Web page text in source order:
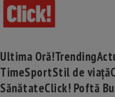
Ultima Oră!Trending
TimeSportStil de viață
SănătateClick! Poftă